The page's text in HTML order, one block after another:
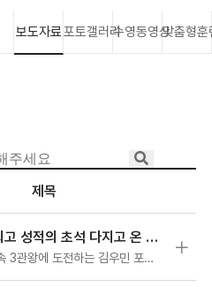
보도자료포토갤러리수영동영상맞춤형훈
제목
아시안게임 역대 최고 성적의 초석 다지고 온 경영 대표팀, 3주간 호주 특훈 후 귀국
- 아시안게임 2회 연속 3관왕에 도전하는 김우민 포함 선수단 7명, 호주에서 오늘 귀국 - 이호준, 양재훈, 김준우 등 ‘남자 계영 80…